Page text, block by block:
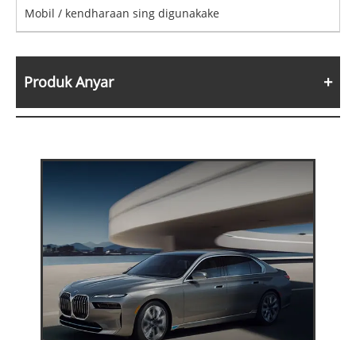
Mobil / kendharaan sing digunakake
Produk Anyar